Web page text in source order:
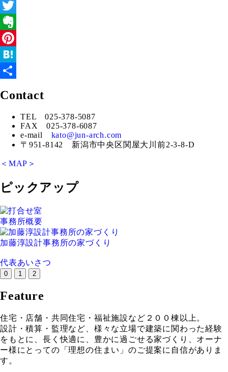
Facebook
Twitter
Evernote
Pinterest
Hatena
Contact
TEL 025-378-5087
FAX 025-378-6087
e-mail kato@jun-arch.com
〒951-8142 新潟市中央区関屋大川前2-3-8-D
＜MAP＞
ピックアップ
事務所概要
加藤淳設計事務所の家づくり
代表あいさつ
0 1 2
Feature
住宅・店舗・共同住宅・福祉施設など２００棟以上。
設計・積算・監理など、様々な立場で建築に関わった経験
をもとに、長く快適に、豊かに過ごせる家づくり、オーナ
ー様にとっての「理想の住まい」のご提案に自信がありま
す。